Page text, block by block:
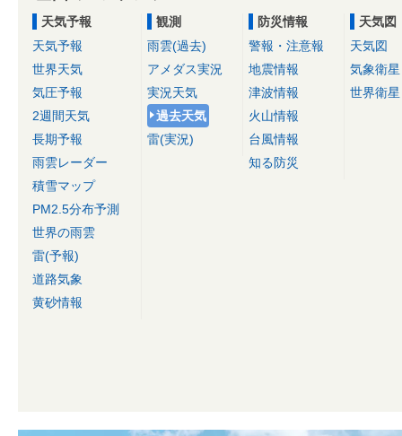
天気予報
天気予報
世界天気
気圧予報
2週間天気
長期予報
雨雲レーダー
積雪マップ
PM2.5分布予測
世界の雨雲
雷(予報)
道路気象
黄砂情報
観測
雨雲(過去)
アメダス実況
実況天気
過去天気
雷(実況)
防災情報
警報・注意報
地震情報
津波情報
火山情報
台風情報
知る防災
天気図
天気図
気象衛星
世界衛星